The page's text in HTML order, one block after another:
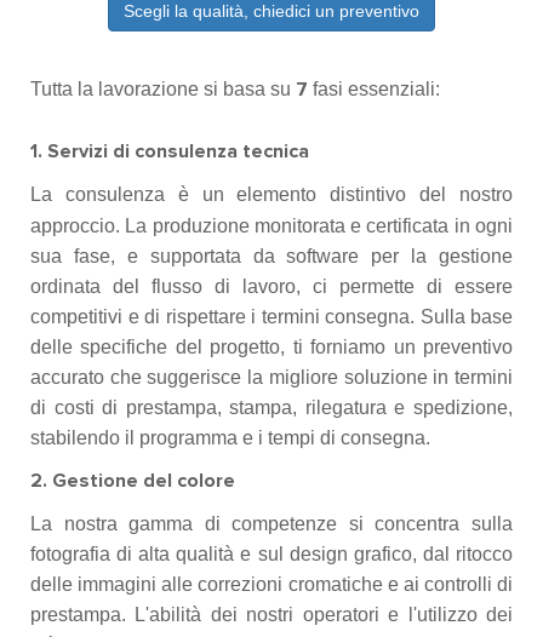
Scegli la qualità, chiedici un preventivo
Tutta la lavorazione si basa su 7 fasi essenziali:
1. Servizi di consulenza tecnica
La consulenza è un elemento distintivo del nostro
approccio. La produzione monitorata e certificata in ogni
sua fase, e supportata da software per la gestione
ordinata del flusso di lavoro, ci permette di essere
competitivi e di rispettare i termini consegna. Sulla base
delle specifiche del progetto, ti forniamo un preventivo
accurato che suggerisce la migliore soluzione in termini
di costi di prestampa, stampa, rilegatura e spedizione,
stabilendo il programma e i tempi di consegna.
2. Gestione del colore
La nostra gamma di competenze si concentra sulla
fotografia di alta qualità e sul design grafico, dal ritocco
delle immagini alle correzioni cromatiche e ai controlli di
prestampa. L'abilità dei nostri operatori e l'utilizzo dei